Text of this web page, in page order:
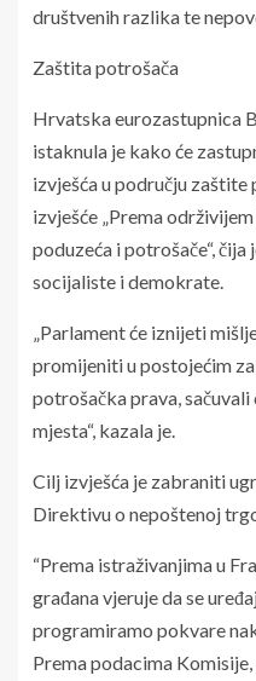
društvenih razlika te
Zaštita potrošača
Hrvatska eurozastupnica
istaknula je kako će
izvješća u području zaštite
izvješće „Prema
poduzeća i potrošače“,
socijaliste i demokrate.
„Parlament će iznijeti
promijeniti u postojećim
potrošačka prava,
mjesta“, kazala je.
Cilj izvješća je zabraniti
Direktivu o nepoštenoj
“Prema istraživanjima u
građana vjeruje da se
programiramo pokvare
Prema podacima Komisije,